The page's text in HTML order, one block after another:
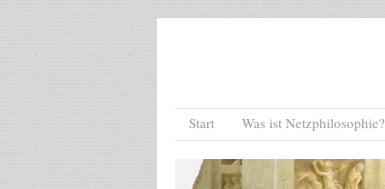
Menu
Skip to content
Start Was ist Netzphilosophie?